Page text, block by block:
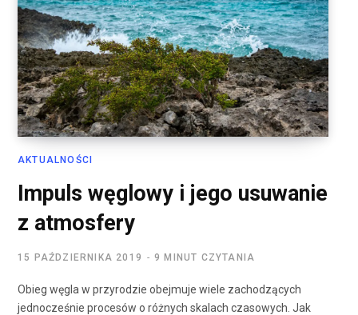
AKTUALNOŚCI
Impuls węglowy i jego usuwanie
z atmosfery
15 PAŹDZIERNIKA 2019 9 MINUT CZYTANIA
Obieg węgla w przyrodzie obejmuje wiele zachodzących
jednocześnie procesów o różnych skalach czasowych. Jak